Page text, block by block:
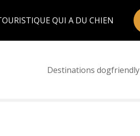
QUI A DU CHIEN
Destinations dogfriendly